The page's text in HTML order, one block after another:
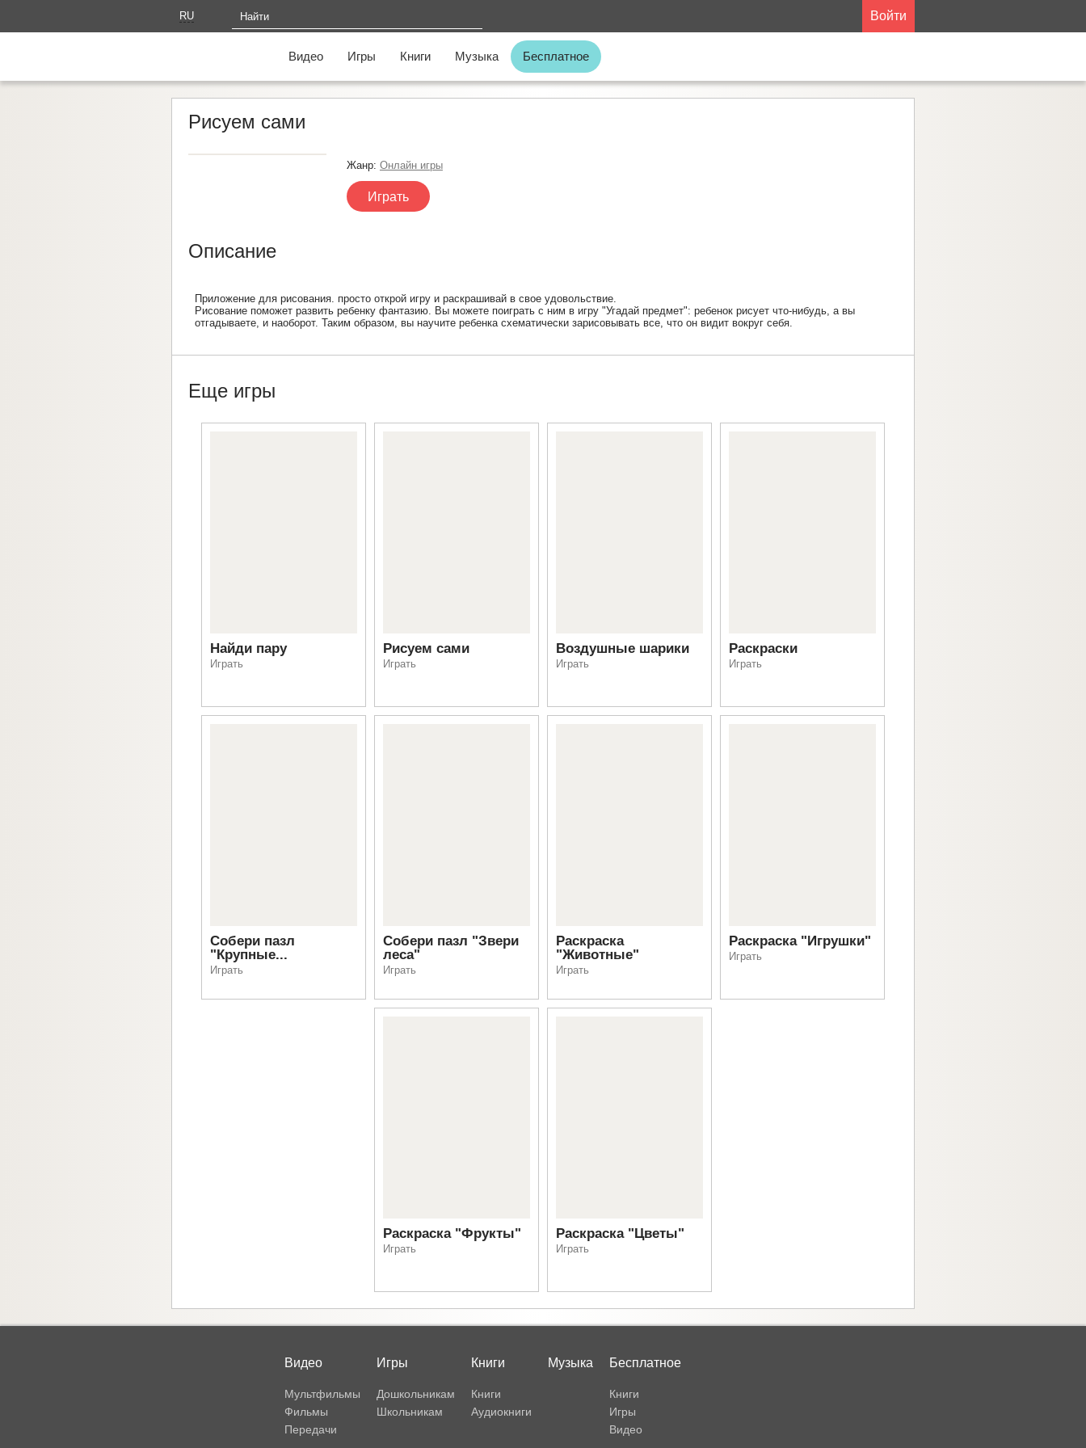
Войти
RU
Видео Игры Книги Музыка Бесплатное
Рисуем сами
Жанр: Онлайн игры
Играть
Описание
Приложение для рисования. просто открой игру и раскрашивай в свое удовольствие.
Рисование поможет развить ребенку фантазию. Вы можете поиграть с ним в игру "Угадай предмет": ребенок рисует что-нибудь, а вы
отгадываете, и наоборот. Таким образом, вы научите ребенка схематически зарисовывать все, что он видит вокруг себя.
Еще игры
Найди пару
Играть
Рисуем сами
Играть
Воздушные шарики
Играть
Раскраски
Играть
Собери пазл
"Крупные...
Играть
Собери пазл "Звери
леса"
Играть
Раскраска
"Животные"
Играть
Раскраска "Игрушки"
Играть
Раскраска "Фрукты"
Играть
Раскраска "Цветы"
Играть
Видео
Мультфильмы
Фильмы
Передачи
Игры
Дошкольникам
Школьникам
Книги
Книги
Аудиокниги
Музыка Бесплатное
Книги
Игры
Видео